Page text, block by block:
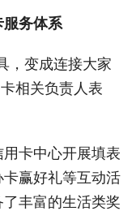
服务体系
，变成连接大家
相关负责人表
卡中心开展填表
赢好礼等互动活
丰富的生活类奖